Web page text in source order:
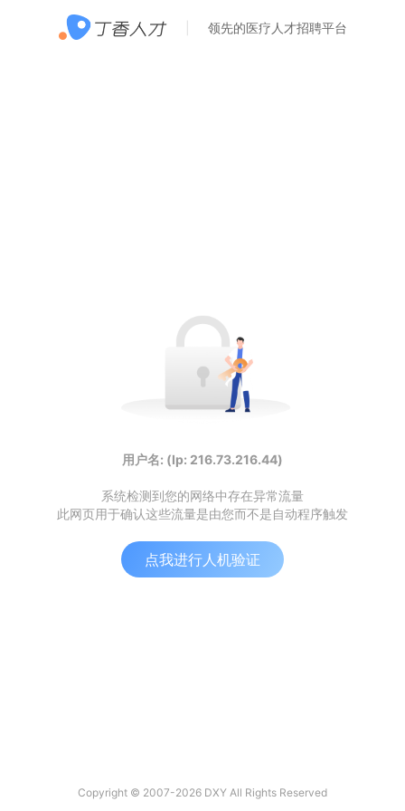
领先的医疗人才招聘平台
用户名: (Ip: 216.73.216.44)
系统检测到您的网络中存在异常流量
此网页用于确认这些流量是由您而不是自动程序触发
点我进行人机验证
Copyright © 2007-2026 DXY All Rights Reserved